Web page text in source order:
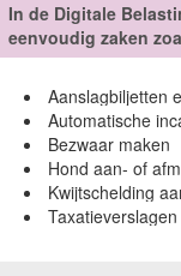
In de Digitale
eenvoudig zaken
Aanslagbiljetten
Automatische
Bezwaar maken
Hond aan- of
Kwijtschelding